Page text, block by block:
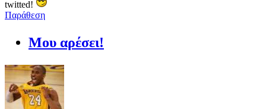
twitted!
Παράθεση
Μου αρέσει!